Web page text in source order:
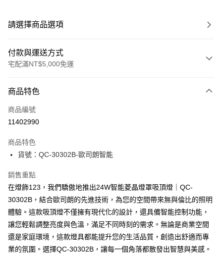
請選擇商品選項
付款與運送方式
宅配滿NT$5,000免運
信用卡一次付款
LINE Pay
街口支付
悠遊付
Google Pay
全盈+PAY
AFTEE先享後付
相關說明
【關於「AFTEE先享後付」】
商品特色
商品編號
11402990
商品特色
貨號：QC-30302B-歐司朗智能
銷售重點
在燈飾123，我們驕傲地推出24W智能菱晶燈罩吸頂燈｜QC-
30302B，結合歐司朗的先進技術，為您的空間帶來無與倫比的照明
體驗。這款吸頂燈不僅擁有現代化的設計，還具備智能控制功能，
讓您輕鬆調整亮度與色溫，滿足不同時刻的需求。無論是商業空間
還是家庭環境，這款燈具都能提升您的生活品質，創造出舒適而專
業的氛圍。選擇QC-30302B，讓每一個角落都散發出智慧與美感。